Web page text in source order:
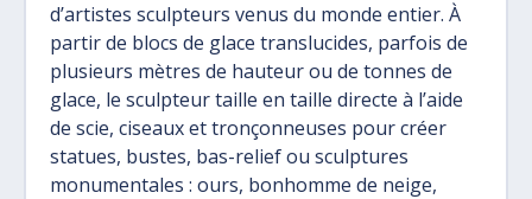
d’artistes sculpteurs venus du monde entier. À
partir de blocs de glace translucides, parfois de
plusieurs mètres de hauteur ou de tonnes de
glace, le sculpteur taille en taille directe à l’aide
de scie, ciseaux et tronçonneuses pour créer
statues, bustes, bas-relief ou sculptures
monumentales : ours, bonhomme de neige,